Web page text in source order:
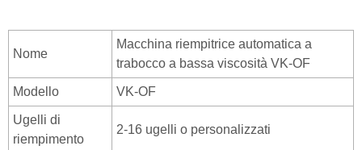
Nome
Macchina riempitrice automatica a
trabocco a bassa viscosità VK-OF
Modello VK-OF
Ugelli di
riempimento
2-16 ugelli o personalizzati